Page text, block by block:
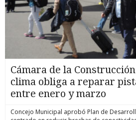
Cámara de la
clima obliga a reparar
entre enero y marzo
Concejo Municipal aprobó Plan de